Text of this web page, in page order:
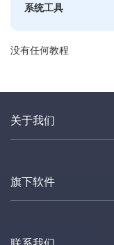
系统工具
没有任何教程
关于我们
旗下软件